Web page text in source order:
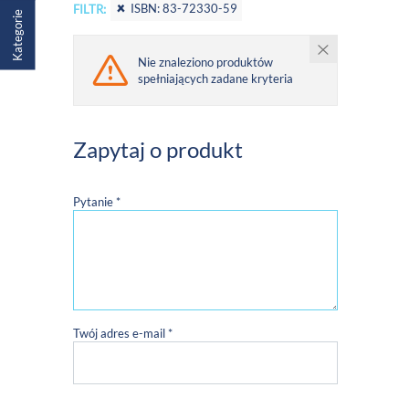
Kategorie FILTR: ISBN: 83-72330-59
Nie znaleziono produktów
spełniających zadane kryteria
Zapytaj o produkt
Pytanie *
Twój adres e-mail *